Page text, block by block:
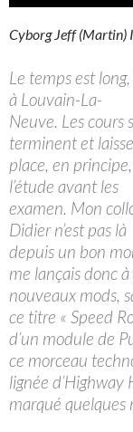
Cyborg Jeff (Martin)
Le temps est
à Louvain-La-
Neuve. Les cours
terminent et
place, en
l’étude avant les
examen. Mon
Didier n’est pas là
depuis un bon
me lançais donc
nouveaux mods,
ce titre « Speed
d’un module de
ce morceau
lignée d’Highway
marqué quelques